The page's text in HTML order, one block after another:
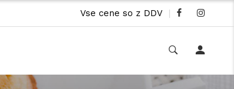
Vse cene so z DDV |